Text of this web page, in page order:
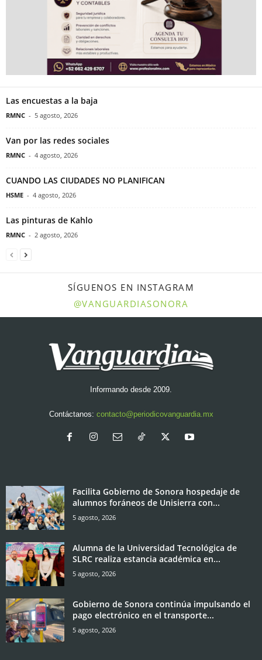
Las encuestas a la baja
RMNC - 5 agosto, 2026
Van por las redes sociales
RMNC - 4 agosto, 2026
CUANDO LAS CIUDADES NO PLANIFICAN
HSME - 4 agosto, 2026
Las pinturas de Kahlo
RMNC - 2 agosto, 2026
SÍGUENOS EN INSTAGRAM
@VANGUARDIASONORA
Informando desde 2009.
Contáctanos: contacto@periodicovanguardia.mx
Facilita Gobierno de Sonora hospedaje de
alumnos foráneos de Unisierra con...
5 agosto, 2026
Alumna de la Universidad Tecnológica de
SLRC realiza estancia académica en...
5 agosto, 2026
Gobierno de Sonora continúa impulsando el
pago electrónico en el transporte...
5 agosto, 2026